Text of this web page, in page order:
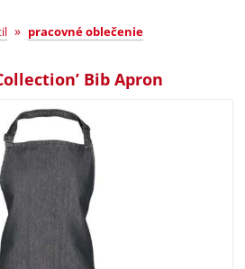
» pracovné oblečenie
Bib Apron